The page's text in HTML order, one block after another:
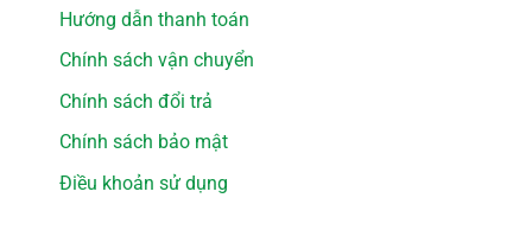
Hướng dẫn thanh toán
Chính sách vận chuyển
Chính sách đổi trả
Chính sách bảo mật
Điều khoản sử dụng